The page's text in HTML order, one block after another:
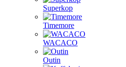
Superkop
Timemore
WACACO
Outin